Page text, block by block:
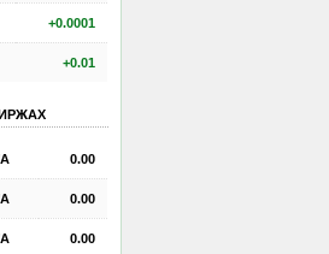
+0.0001
+0.01
0.00
0.00
0.00